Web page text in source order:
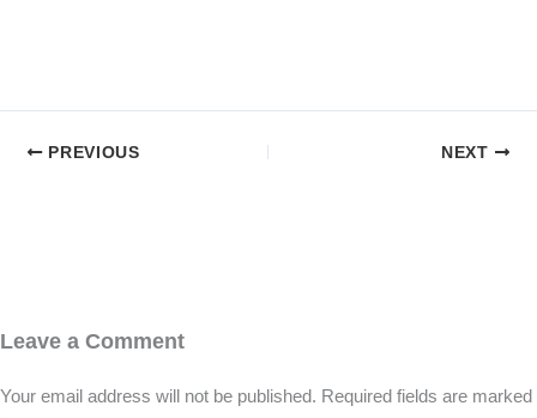
PREVIOUS NEXT
Leave a Comment
Your email address will not be published. Required fields are marked